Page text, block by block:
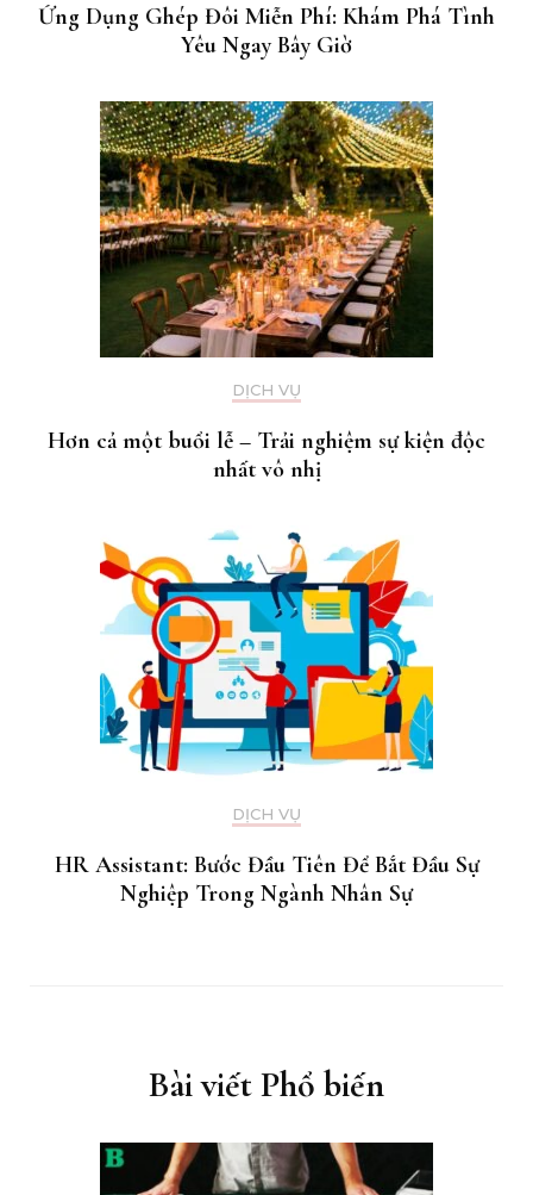
Ứng Dụng Ghép Đôi Miễn Phí: Khám Phá Tình
Yêu Ngay Bây Giờ
DỊCH VỤ
Hơn cả một buổi lễ – Trải nghiệm sự kiện độc
nhất vô nhị
DỊCH VỤ
HR Assistant: Bước Đầu Tiên Để Bắt Đầu Sự
Nghiệp Trong Ngành Nhân Sự
Bài viết Phổ biến